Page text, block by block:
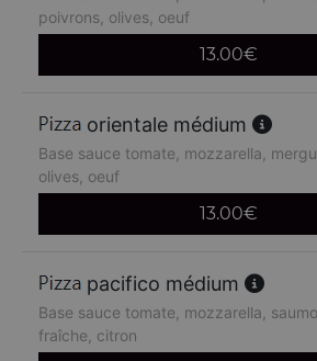
poivrons, olives, oeuf
13.00€
orientale médium
Base sauce tomate, mozzarella,
olives, oeuf
13.00€
pacifico médium
Base sauce tomate, mozzarella,
fraîche, citron